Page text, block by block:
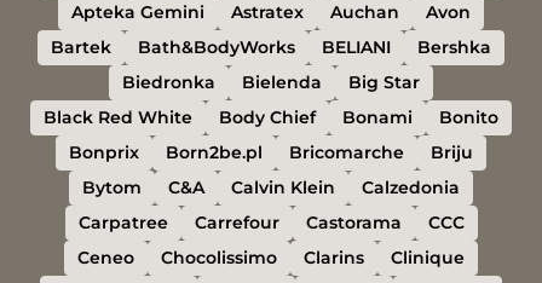
Apteka Gemini
Astratex Auchan
Avon
Bartek
Bath&BodyWorks BELIANI
Bershka
Biedronka
Bielenda
Big Star
Black Red White
Body Chief Bonami
Bonito
Bonprix
Born2be.pl Bricomarche
Briju
Bytom
C&A Calvin Klein
Calzedonia
Carpatree
Carrefour Castorama
CCC
Ceneo
Chocolissimo Clarins
Clinique